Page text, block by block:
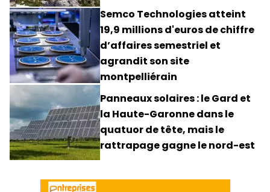
Semco Technologies atteint
19,9 millions d'euros de chiffre
d’affaires semestriel et
agrandit son site
montpelliérain
Panneaux solaires : le Gard et
la Haute-Garonne dans le
quatuor de tête, mais le
rattrapage gagne le nord-est